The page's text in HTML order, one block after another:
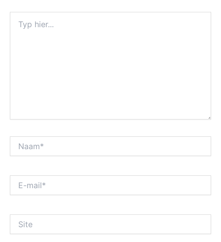
hier...
mail*